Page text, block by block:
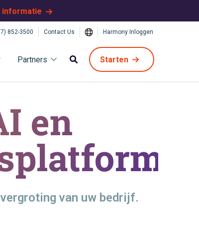
852-3500 Contact Us Harmony Inloggen
Partners Starten
informatie
en
van uw bedrijf.